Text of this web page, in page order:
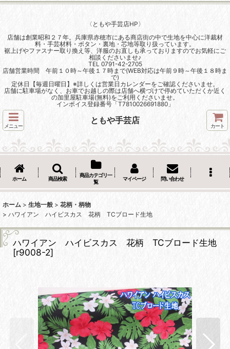
〈ともや手芸店HP〉
店舗は創業昭和２７年。兵庫県赤穂市にある商店街の中で生地を中心に洋裁材
料・手芸材料・ボタン・裏地・芯地等取り扱っています。
裾上げやファスナー取り換え等、洋服のお直しも承っておりますのでお気軽にご
相談くださいませ♪
TEL 0791-42-2705
店舗営業時間 午前１０時～午後１７時まで(WEB対応は午前９時～午後１８時ま
で)
定休日【毎週日曜日】※詳しくは営業日カレンダーをご確認くださいませ。
店舗に駐車場がなく、お車でお越しの際は店舗へ横づけで停めていただくか近く
の加里屋駐車場(無料)をご利用くださいませ。
インボイス登録番号「T7810026691880」
メニュー
ともや手芸店
カート
ホーム 商品検索
商品カテゴリ一
覧
マイページ 問い合わせ
ホーム > 生地一般 > 花柄・柄物
> ハワイアン ハイビスカス 花柄 TCブロード生地
ハワイアン ハイビスカス 花柄 TCブロード生地
[r9008-2]